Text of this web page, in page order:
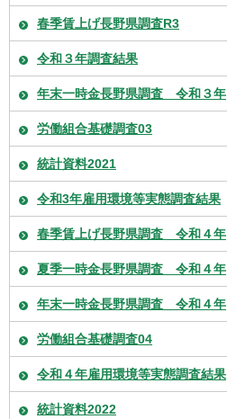
春季賃上げ長野県調査R3
令和３年調査結果
年末一時金長野県調査 令和３年
労働組合基礎調査03
統計資料2021
令和3年雇用環境等実態調査結果
春季賃上げ長野県調査 令和４年
夏季一時金長野県調査 令和４年
年末一時金長野県調査 令和４年
労働組合基礎調査04
令和４年雇用環境等実態調査結果
統計資料2022